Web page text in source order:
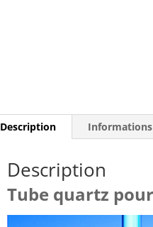
Description
Description
Tube quartz